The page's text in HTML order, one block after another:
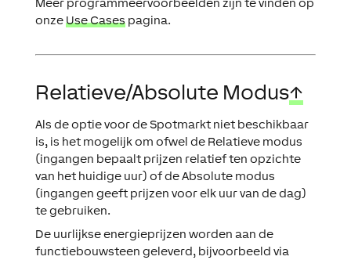
onzeUse Casespagina.
Relatieve/Absolute Modus↑
Als de optie voor de Spotmarkt niet beschikbaar
is, is het mogelijk om ofwel de Relatieve modus
(ingangen bepaalt prijzen relatief ten opzichte
van het huidige uur) of de Absolute modus
(ingangen geeft prijzen voor elk uur van de dag)
te gebruiken.
De uurlijkse energieprijzen worden aan de
functiebouwsteen geleverd, bijvoorbeeld via